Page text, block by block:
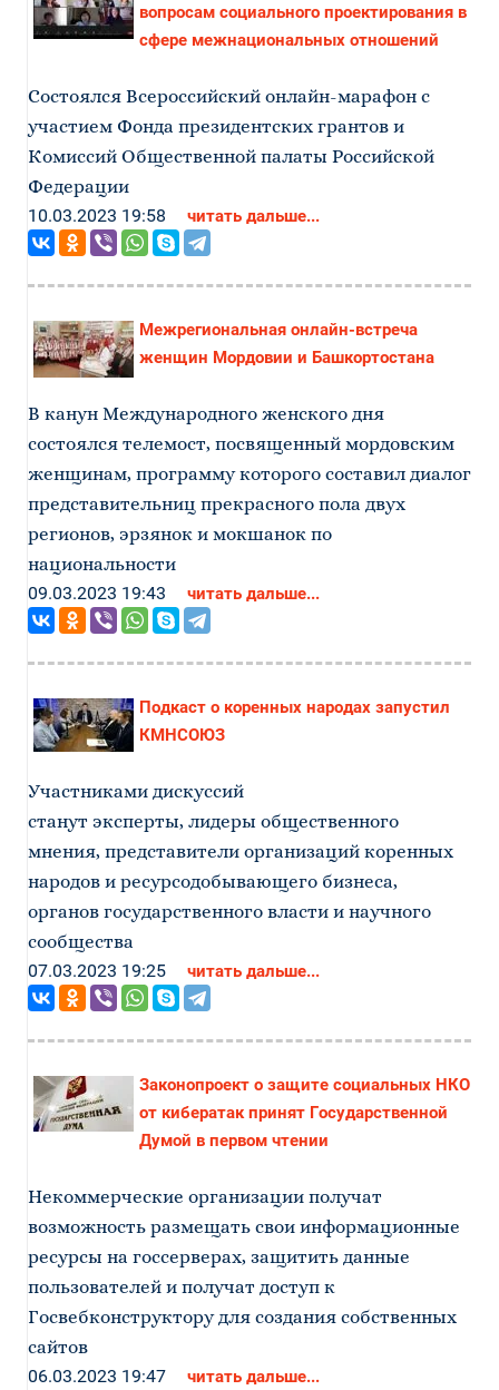
вопросам социального проектирования в
сфере межнациональных отношений
Состоялся Всероссийский онлайн-марафон с
участием Фонда президентских грантов и
Комиссий Общественной палаты Российской
Федерации
10.03.2023 19:58 читать дальше...
Межрегиональная онлайн-встреча
женщин Мордовии и Башкортостана
В канун Международного женского дня
состоялся телемост, посвященный мордовским
женщинам, программу которого составил диалог
представительниц прекрасного пола двух
регионов, эрзянок и мокшанок по
национальности
09.03.2023 19:43 читать дальше...
Подкаст о коренных народах запустил
КМНСОЮЗ
Участниками дискуссий
станут эксперты, лидеры общественного
мнения, представители организаций коренных
народов и ресурсодобывающего бизнеса,
органов государственного власти и научного
сообщества
07.03.2023 19:25 читать дальше...
Законопроект о защите социальных НКО
от кибератак принят Государственной
Думой в первом чтении
Некоммерческие организации получат
возможность размещать свои информационные
ресурсы на госсерверах, защитить данные
пользователей и получат доступ к
Госвебконструктору для создания собственных
сайтов
06.03.2023 19:47 читать дальше...